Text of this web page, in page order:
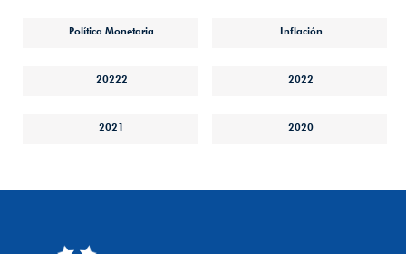
Política Monetaria Inflación
20222 2022
2021 2020